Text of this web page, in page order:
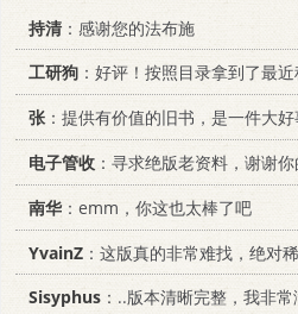
持清：感谢您的法布施
工研狗 ：好评！按照目录拿到了最
张：提供有价值的旧书，是一件大好
电子管收 ：寻求绝版老资料，谢谢你
南华：emm，你这也太棒了吧
YvainZ ：这版真的非常难找，绝对
Sisyphus ：..版本清晰完整，我非常满